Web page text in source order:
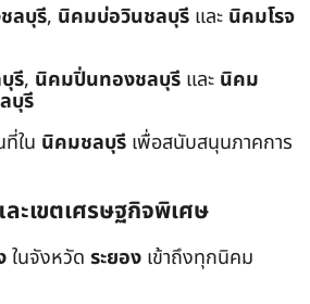
ลบุรี, นิคมบ่อวินชลบุรี และ นิคมโรจ
รี, นิคมปิ่นทองชลบุรี และ นิคม
บุรี
ใน นิคมชลบุรี เพื่อสนับสนุนภาคการ
ะเขตเศรษฐกิจพิเศษ
ในจังหวัด ระยอง เข้าถึงทุกนิคม